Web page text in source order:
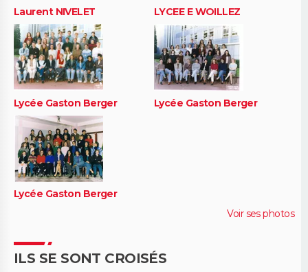
Laurent NIVELET LYCEE E WOILLEZ
Lycée Gaston Berger Lycée Gaston Berger
Lycée Gaston Berger
Voir ses photos
ILS SE SONT CROISÉS